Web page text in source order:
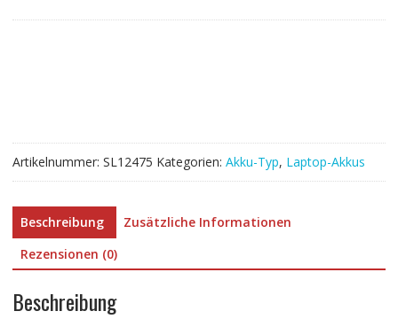
Artikelnummer: SL12475 Kategorien: Akku-Typ, Laptop-Akkus
Beschreibung
Zusätzliche Informationen
Rezensionen (0)
Beschreibung